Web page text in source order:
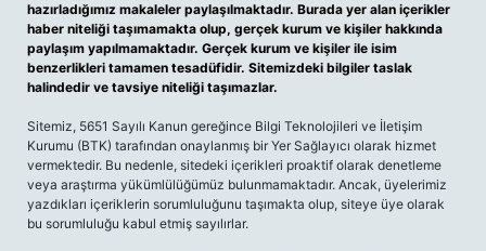
hazırladığımız makaleler paylaşılmaktadır. Burada yer alan içerikler
haber niteliği taşımamakta olup, gerçek kurum ve kişiler hakkında
paylaşım yapılmamaktadır. Gerçek kurum ve kişiler ile isim
benzerlikleri tamamen tesadüfidir. Sitemizdeki bilgiler taslak
halindedir ve tavsiye niteliği taşımazlar.
Sitemiz, 5651 Sayılı Kanun gereğince Bilgi Teknolojileri ve İletişim
Kurumu (BTK) tarafından onaylanmış bir Yer Sağlayıcı olarak hizmet
vermektedir. Bu nedenle, sitedeki içerikleri proaktif olarak denetleme
veya araştırma yükümlülüğümüz bulunmamaktadır. Ancak, üyelerimiz
yazdıkları içeriklerin sorumluluğunu taşımakta olup, siteye üye olarak
bu sorumluluğu kabul etmiş sayılırlar.